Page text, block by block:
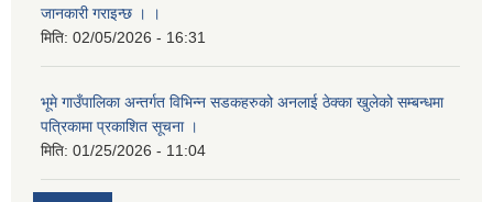
जानकारी गराइन्छ । ।
मिति: 02/05/2026 - 16:31
भूमे गाउँपालिका अन्तर्गत विभिन्न सडकहरुको अनलाई ठेक्का खुलेको सम्बन्धमा
पत्रिकामा प्रकाशित सूचना ।
मिति: 01/25/2026 - 11:04